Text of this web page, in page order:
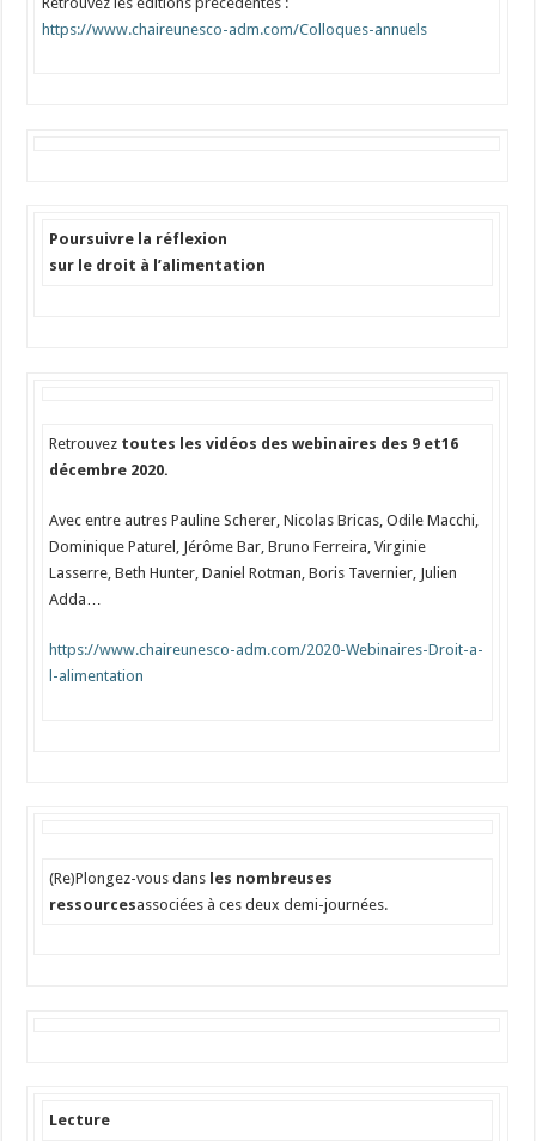
https://www.chaireunesco-adm.com/Colloques-annuels
Poursuivre la réflexion
sur le droit à l’alimentation
Retrouvez toutes les vidéos des webinaires des 9 et16
décembre 2020.
Avec entre autres Pauline Scherer, Nicolas Bricas, Odile Macchi,
Dominique Paturel, Jérôme Bar, Bruno Ferreira, Virginie
Lasserre, Beth Hunter, Daniel Rotman, Boris Tavernier, Julien
Adda…
https://www.chaireunesco-adm.com/2020-Webinaires-Droit-a-
l-alimentation
(Re)Plongez-vous dans les nombreuses
ressourcesassociées à ces deux demi-journées.
Lecture